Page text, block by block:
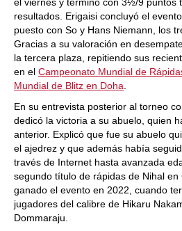
resultados. Erigaisi concluyó el
puesto con So y Hans Niemann, los
Gracias a su valoración en
la tercera plaza, repitiendo sus
en el Campeonato Mundial de
Mundial de Blitz en Doha
En su entrevista posterior al torneo
dedicó la victoria a su abuelo, quien
anterior. Explicó que fue su abuelo
el ajedrez y que además había
través de Internet hasta avanzada
segundo título de rápidas de Nihal
ganado el evento en 2022, cuando
jugadores del calibre de Hikaru
Dommaraju.